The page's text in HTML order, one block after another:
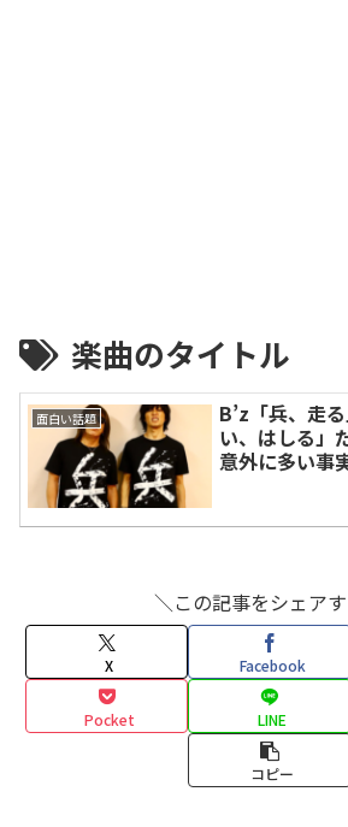
楽曲のタイトル
面白い話題
B’z「兵、走
い、はしる」
意外に多い事
＼この記事をシェア
X Facebook
Pocket LINE
コピー